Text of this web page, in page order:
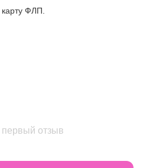
карту ФЛП.
первый отзыв